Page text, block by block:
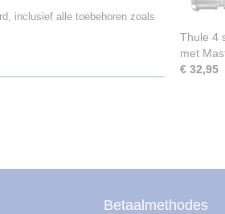
inclusief alle toebehoren zoals
Thule 4
met
€ 32,95
Betaalmethodes